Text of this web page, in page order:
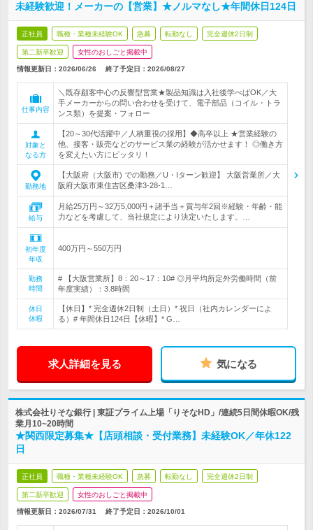
未経験歓迎！メーカーの【営業】★ノルマなし★年間休日124日
正社員 職種・業種未経験OK 急募 転勤なし 完全週休2日制
第二新卒歓迎 女性のおしごと掲載中
情報更新日：2026/06/26 終了予定日： 2026/08/27
仕事内容
＼既存顧客中心の反響型営業★製品知識は入社後学べばOK／大
手メーカーからの問い合わせを受けて、電子部品（コイル・トラ
ンス類）を提案・フォロー
対象と
なる方
【20～30代活躍中／人柄重視の採用】◆高卒以上 ★営業経験の
他、接客・販売などのサービス業の経験が活かせます！ ◎働き方
を変えたい方にピッタリ！
勤務地
【大阪府（大阪市) での勤務／U・Iターン歓迎】 大阪営業所／大
阪府大阪市東住吉区桑津3-28-1…
給与
月給25万円～32万5,000円＋諸手当＋賞与年2回※経験・年齢・能
力などを考慮して、当社規定により決定いたします。…
初年度
年収
400万円～550万円
勤務
時間
# 【大阪営業所】8：20～17：10# ◎月平均所定外労働時間（前
年度実績）：3.8時間
休日
休暇
【休日】* 完全週休2日制（土日）* 祝日（社内カレンダーによ
る）# 年間休日124日【休暇】* G…
求人詳細を見る 気になる
株式会社りそな銀行 | 東証プライム上場「りそなHD」/連続5日間休暇OK/残
業月10~20時間
★関西限定募集★【店頭相談・受付業務】未経験OK／年休122
日
正社員 職種・業種未経験OK 急募 転勤なし 完全週休2日制
第二新卒歓迎 女性のおしごと掲載中
情報更新日：2026/07/31 終了予定日： 2026/10/01